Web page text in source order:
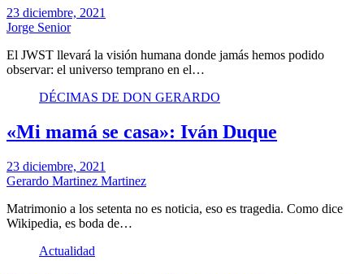
23 diciembre, 2021
Jorge Senior
El JWST llevará la visión humana donde jamás hemos podido
observar: el universo temprano en el…
DÉCIMAS DE DON GERARDO
«Mi mamá se casa»: Iván Duque
23 diciembre, 2021
Gerardo Martinez Martinez
Matrimonio a los setenta no es noticia, eso es tragedia. Como dice
Wikipedia, es boda de…
Actualidad